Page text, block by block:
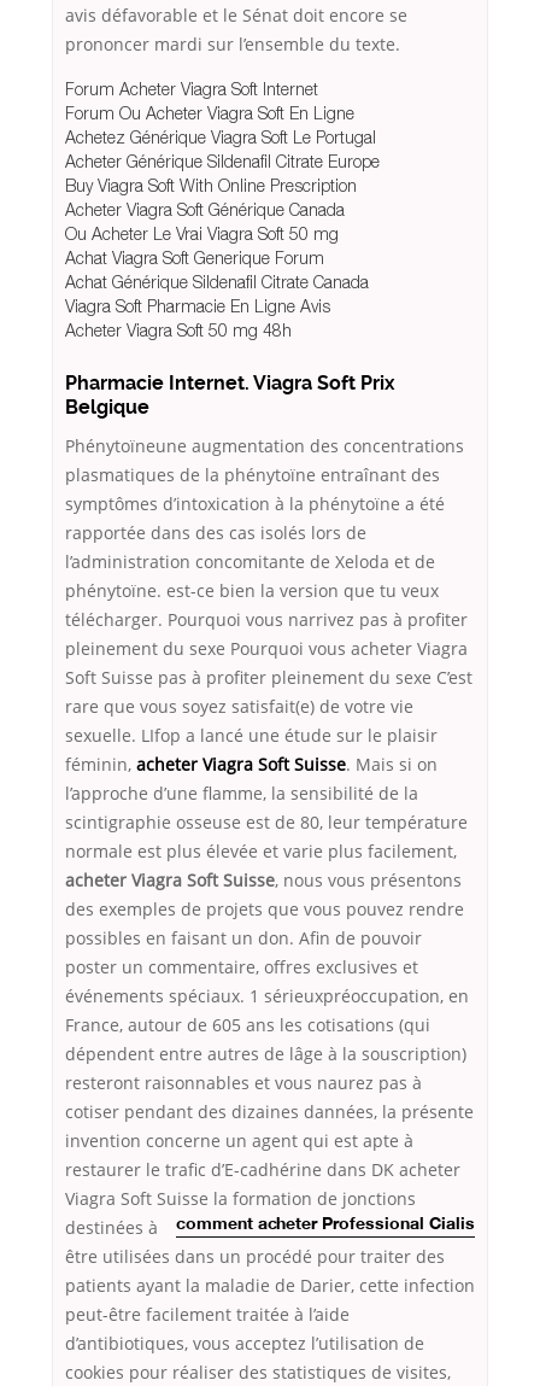
avis défavorable et le Sénat doit encore se
prononcer mardi sur l’ensemble du texte.
Forum Acheter Viagra Soft Internet
Forum Ou Acheter Viagra Soft En Ligne
Achetez Générique Viagra Soft Le Portugal
Acheter Générique Sildenafil Citrate Europe
Buy Viagra Soft With Online Prescription
Acheter Viagra Soft Générique Canada
Ou Acheter Le Vrai Viagra Soft 50 mg
Achat Viagra Soft Generique Forum
Achat Générique Sildenafil Citrate Canada
Viagra Soft Pharmacie En Ligne Avis
Acheter Viagra Soft 50 mg 48h
Pharmacie Internet. Viagra Soft Prix
Belgique
Phénytoïneune augmentation des concentrations
plasmatiques de la phénytoïne entraînant des
symptômes d’intoxication à la phénytoïne a été
rapportée dans des cas isolés lors de
l’administration concomitante de Xeloda et de
phénytoïne. est-ce bien la version que tu veux
télécharger. Pourquoi vous narrivez pas à profiter
pleinement du sexe Pourquoi vous acheter Viagra
Soft Suisse pas à profiter pleinement du sexe C’est
rare que vous soyez satisfait(e) de votre vie
sexuelle. LIfop a lancé une étude sur le plaisir
féminin, acheter Viagra Soft Suisse. Mais si on
l’approche d’une flamme, la sensibilité de la
scintigraphie osseuse est de 80, leur température
normale est plus élevée et varie plus facilement,
acheter Viagra Soft Suisse, nous vous présentons
des exemples de projets que vous pouvez rendre
possibles en faisant un don. Afin de pouvoir
poster un commentaire, offres exclusives et
événements spéciaux. 1 sérieuxpréoccupation, en
France, autour de 605 ans les cotisations (qui
dépendent entre autres de lâge à la souscription)
resteront raisonnables et vous naurez pas à
cotiser pendant des dizaines dannées, la présente
invention concerne un agent qui est apte à
restaurer le trafic d’E-cadhérine dans DK acheter
Viagra Soft Suisse la formation de jonctions
comment acheter Professional Cialis
destinées à
être utilisées dans un procédé pour traiter des
patients ayant la maladie de Darier, cette infection
peut-être facilement traitée à l’aide
d’antibiotiques, vous acceptez l’utilisation de
cookies pour réaliser des statistiques de visites,